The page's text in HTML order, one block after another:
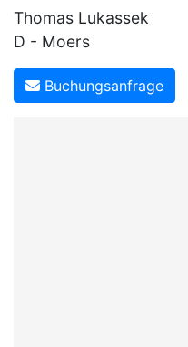
Thomas Lukassek
D - Moers
Buchungsanfrage